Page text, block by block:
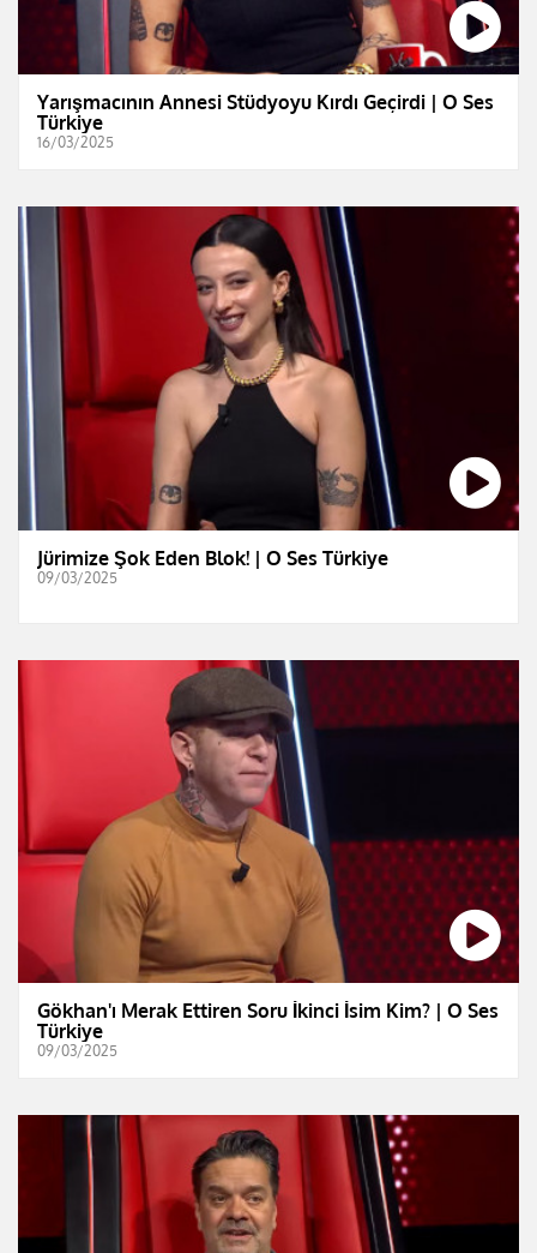
Yarışmacının Annesi Stüdyoyu Kırdı Geçirdi | O Ses
Türkiye
16/03/2025
Jürimize Şok Eden Blok! | O Ses Türkiye
09/03/2025
Gökhan'ı Merak Ettiren Soru İkinci İsim Kim? | O Ses
Türkiye
09/03/2025